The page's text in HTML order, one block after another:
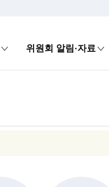
위원회 알림·자료